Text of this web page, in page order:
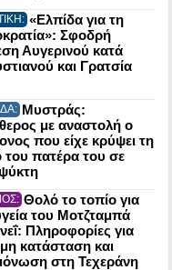
«Ελπίδα για τη
Σφοδρή
Αυγερινού κατά
και Γρατσία
Μυστράς:
με αναστολή ο
που είχε κρύψει τη
του πατέρα του σε
Θολό το τοπίο για
του Μοτζταμπά
Πληροφορίες για
κατάσταση και
στη Τεχεράνη